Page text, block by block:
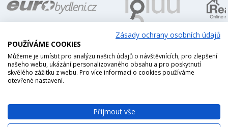
Zásady ochrany osobních údajů
POUŽÍVÁME COOKIES
Můžeme je umístit pro analýzu našich údajů o návštěvnících, pro zlepšení
našeho webu, ukázání personalizovaného obsahu a pro poskytnutí
skvělého zážitku z webu. Pro více informací o cookies používáme
otevřené nastavení.
Přijmout vše